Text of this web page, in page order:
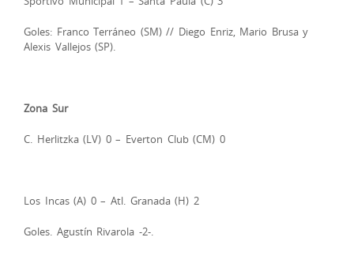
Goles: Franco Terráneo (SM) // Diego Enriz, Mario Brusa y
Alexis Vallejos (SP).
Zona Sur
C. Herlitzka (LV) 0 – Everton Club (CM) 0
Los Incas (A) 0 – Atl. Granada (H) 2
Goles. Agustín Rivarola -2-.